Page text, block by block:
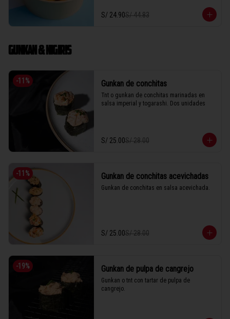
S/ 24.90S/ 44.83
GUNKAN & NIGIRIS
-11 % Gunkan de conchitas
Tnt o gunkan de conchitas marinadas en
salsa imperial y togarashi. Dos unidades
S/ 25.00S/ 28.00
-11 % Gunkan de conchitas acevichadas
Gunkan de conchitas en salsa acevichada.
S/ 25.00S/ 28.00
-19% Gunkan de pulpa de cangrejo
Gunkan o tnt con tartar de pulpa de
cangrejo.